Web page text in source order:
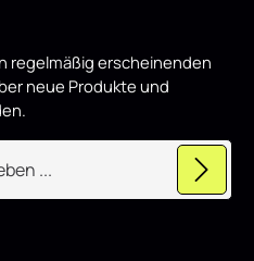
regelmäßig erscheinenden
neue Produkte und